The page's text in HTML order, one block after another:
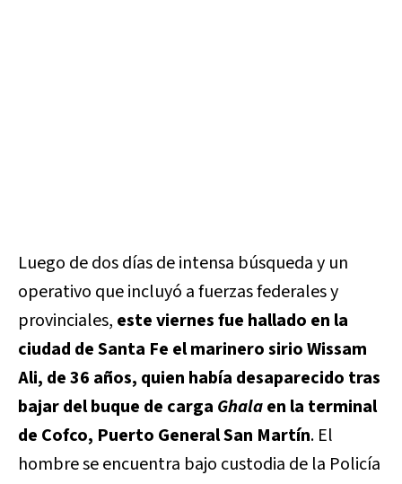
Luego de dos días de intensa búsqueda y un
operativo que incluyó a fuerzas federales y
provinciales, este viernes fue hallado en la
ciudad de Santa Fe el marinero sirio Wissam
Ali, de 36 años, quien había desaparecido tras
bajar del buque de carga Ghalaen la terminal
de Cofco, Puerto General San Martín. El
hombre se encuentra bajo custodia de la Policía